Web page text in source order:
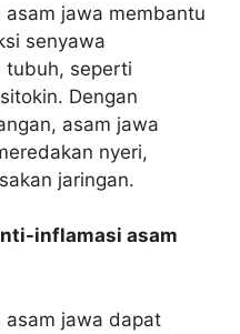
jawa membantu
senyawa
tubuh, seperti
Dengan
asam jawa
nyeri,
jaringan.
inflamasi asam
jawa dapat